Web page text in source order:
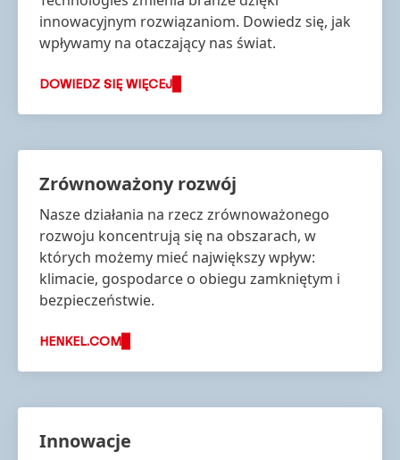
innowacyjnym rozwiązaniom. Dowiedz się, jak
wpływamy na otaczający nas świat.
DOWIEDZ SIĘ WIĘCEJ
Zrównoważony rozwój
Nasze działania na rzecz zrównoważonego
rozwoju koncentrują się na obszarach, w
których możemy mieć największy wpływ:
klimacie, gospodarce o obiegu zamkniętym i
bezpieczeństwie.
HENKEL.COM
Innowacje